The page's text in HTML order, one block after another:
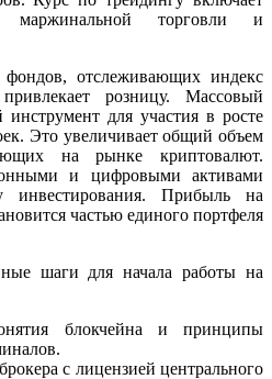
маржинальной торговли и
отслеживающих индекс
розницу. Массовый
инструмент для участия в росте
Это увеличивает общий объем
на рынке криптовалют.
и цифровыми активами
инвестирования. Прибыль на
частью единого портфеля
шаги для начала работы на
блокчейна и принципы
с лицензией центрального